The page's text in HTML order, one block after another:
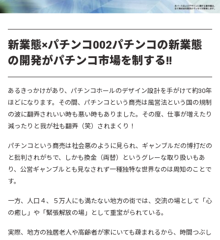
新業態×パチンコ002パチンコの新業態
の開発がパチンコ市場を制する!!
あるきっかけがあり、パチンコホールのデザイン設計を手がけて約30年
ほどになります。 その間、パチンコという商売は風営法という国の規制
の波に翻弄されいい時も悪い時もありました。 その度、仕事が増えたり
減ったりと我が社も翻弄（笑）されまくり！
パチンコという商売は社会悪のように見られ、ギャンブルだの博打だの
と批判されがちで、しかも換金（両替）というグレーな取り扱いもあ
り、公営ギャンブルとも見なされず一種独特な世界なのは周知のことで
す。
一方、人口４、５万人にも満たない地方の街では、交流の場として「心
の癒し」や「緊張解放の場」として重宝がられている。
実際、地方の独居老人や高齢者が家にいても疎まれるから、時間つぶし